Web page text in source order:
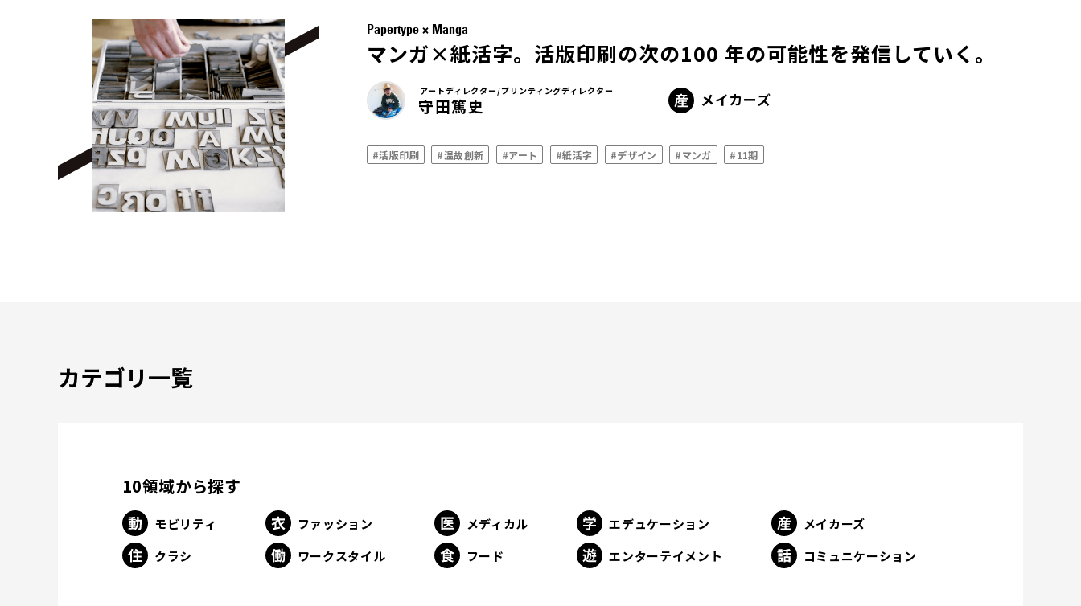
Papertype × Manga
マンガ×紙活字。活版印刷の次の100 年の可能性を発信していく。
アートディレクター/プリンティングディレクター
守田篤史 メイカーズ
#活版印刷 #温故創新 #アート #紙活字 #デザイン #マンガ #11期
カテゴリ一覧
10領域から探す
モビリティ ファッション メディカル エデュケーション
メイカーズ
クラシ
ワークスタイル フード エンターテイメント コミュニケーション